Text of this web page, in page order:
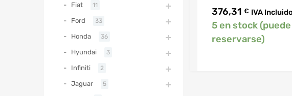
376,31 € IVA Incluido
5 en stock (puede
reservarse)
Fiat 11
Ford 33
Honda 36
Hyundai 3
Infiniti 2
Jaguar 5